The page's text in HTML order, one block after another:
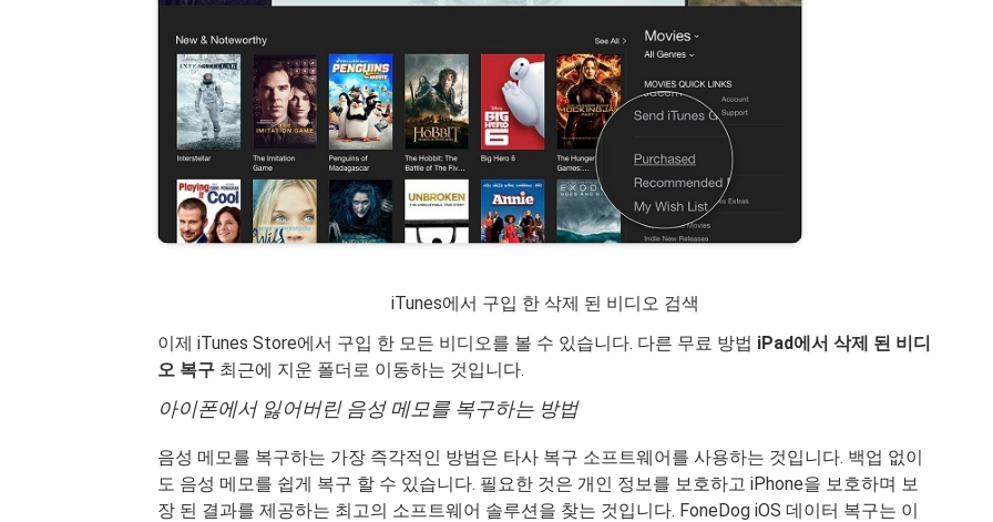
iTunes에서 구입 한 삭제 된 비디오 검색
이제 iTunes Store에서 구입 한 모든 비디오를 볼 수 있습니다. 다른 무료 방법 iPad에서 삭제 된 비디
오 복구 최근에 지운 폴더로 이동하는 것입니다.
아이폰에서 잃어버린 음성 메모를 복구하는 방법
음성 메모를 복구하는 가장 즉각적인 방법은 타사 복구 소프트웨어를 사용하는 것입니다. 백업 없이
도 음성 메모를 쉽게 복구 할 수 있습니다. 필요한 것은 개인 정보를 보호하고 iPhone을 보호하며 보
장 된 결과를 제공하는 최고의 소프트웨어 솔루션을 찾는 것입니다. FoneDog iOS 데이터 복구는 이